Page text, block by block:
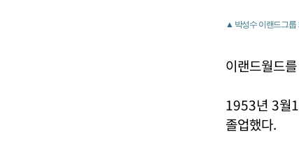
▲ 박성수 이랜드그룹
이랜드월드
1953년 3월1
졸업했다.